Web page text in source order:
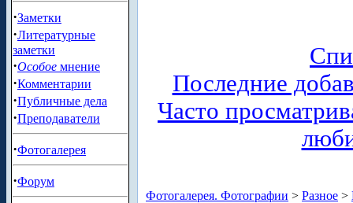
·Заметки
·Литературные
заметки
·Особое мнение
·Комментарии
·Публичные дела
·Преподаватели
·Фотогалерея
·Форум
Последние
Часто
Фотогалерея. Фотографии > Разное >